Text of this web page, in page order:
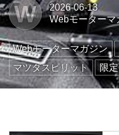
W
2026-06-13
Webモーターマ
Webモーターマガジン
マツダスピリット
限定